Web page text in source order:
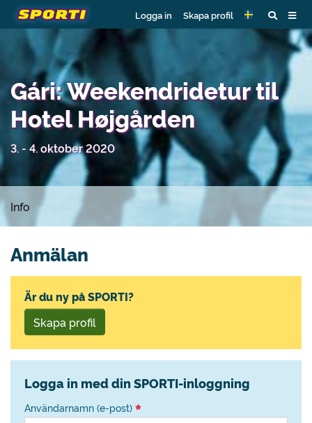
Logga in Skapa profil
Gári: Weekendridetur til
Hotel Højgården
3. - 4. oktober 2020
Info
Anmälan
Är du ny på SPORTI?
Skapa profil
Logga in med din SPORTI-inloggning
Användarnamn (e-post)